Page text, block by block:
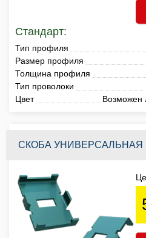
Стандарт:
Тип профиля
Размер профиля
Толщина профиля
Тип проволоки
Цвет
Возможен
СКОБА УНИВЕРСАЛЬНАЯ